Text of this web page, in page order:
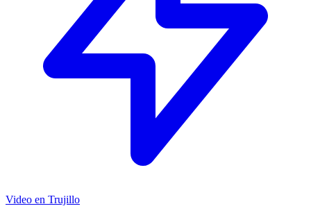
Video en Trujillo